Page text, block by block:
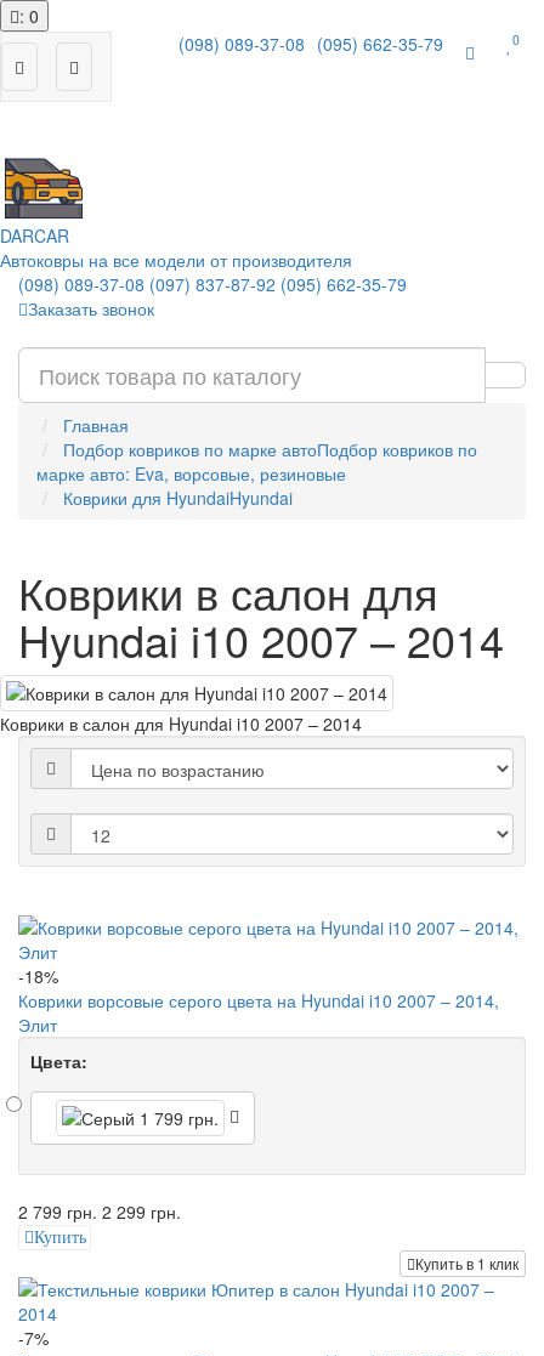
: 0
(098) 089-37-08 (095) 662-35-79 0
DARCAR
Автоковры на все модели от производителя
(098) 089-37-08 (097) 837-87-92 (095) 662-35-79
Заказать звонок
Главная
Подбор ковриков по марке автоПодбор ковриков по
марке авто: Eva, ворсовые, резиновые
Коврики для HyundaiHyundai
Коврики в салон для
Hyundai i10 2007 – 2014
Коврики в салон для Hyundai i10 2007 – 2014
-18%
Коврики ворсовые серого цвета на Hyundai i10 2007 – 2014,
Элит
Цвета:
2 799 грн. 2 299 грн.
Купить
Купить в 1 клик
-7%